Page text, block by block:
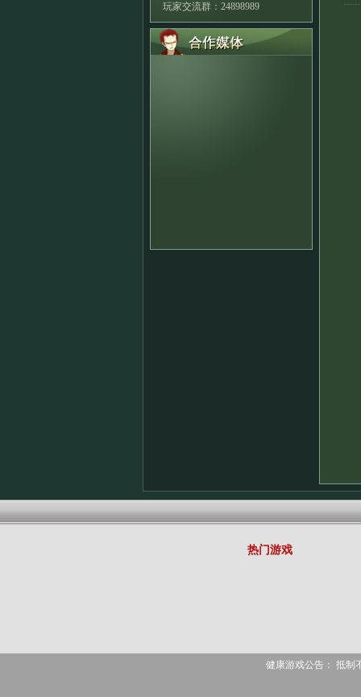
玩家交流群：24898989
热门游戏
健康游戏公告： 抵制